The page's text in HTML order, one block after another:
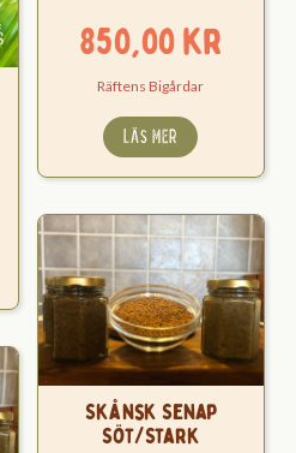
850,00kr
Räftens Bigårdar
LÄS MER
Skånsk Senap
Söt/Stark